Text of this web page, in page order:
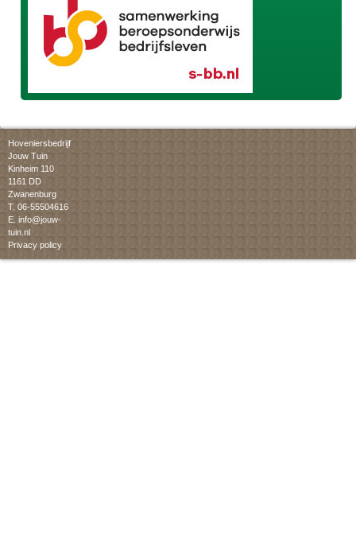
Hoveniersbedrijf
Jouw Tuin
Kinheim 110
1161 DD
Zwanenburg
T. 06-55504616
E. info@jouw-
tuin.nl
Privacy policy